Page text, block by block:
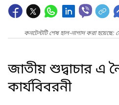
কনটেন্টটি শেষ হাল-নাগাদ করা
জাতীয় শুদ্বাচার এ
কার্যবিবরনী